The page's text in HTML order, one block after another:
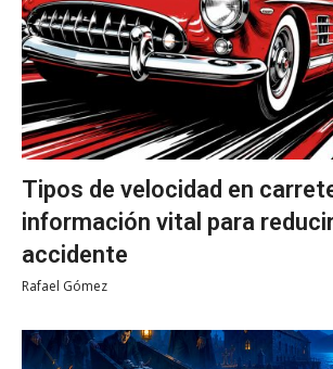
Tipos de velocidad en
información vital para
accidente
Rafael Gómez